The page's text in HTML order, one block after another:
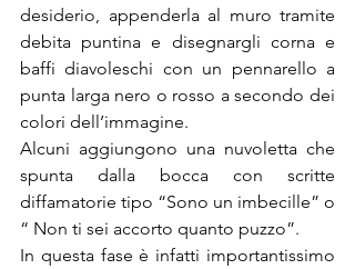
desiderio, appenderla al muro tramite
debita puntina e disegnargli corna e
baffi diavoleschi con un pennarello a
punta larga nero o rosso a secondo dei
colori dell’immagine.
Alcuni aggiungono una nuvoletta che
spunta dalla bocca con scritte
diffamatorie tipo “Sono un imbecille” o
“ Non ti sei accorto quanto puzzo”.
In questa fase è infatti importantissimo